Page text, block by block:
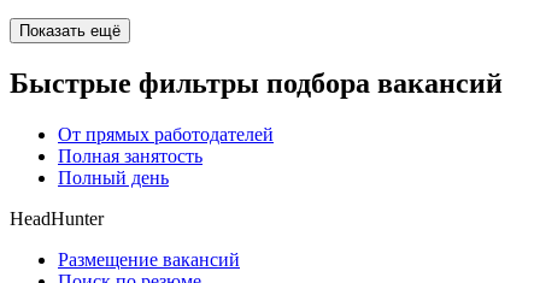
Показать ещё
Быстрые фильтры подбора вакансий
От прямых работодателей
Полная занятость
Полный день
HeadHunter
Размещение вакансий